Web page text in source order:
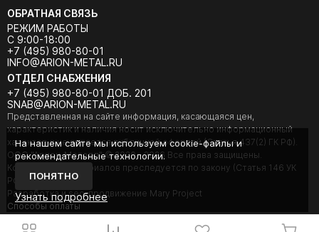
ОБРАТНАЯ СВЯЗЬ
РЕЖИМ РАБОТЫ
С 9:00-18:00
+7 (495) 980-80-01
INFO@ARION-METAL.RU
ОТДЕЛ СНАБЖЕНИЯ
+7 (495) 980-80-01 ДОБ. 201
SNAB@ARION-METAL.RU
Представленная на сайте информация, касающаяся цен,
характеристик и наличия носит исключительно информационный
характер и не является публичной офертой (Статья 437(2) ГК РФ).
ООО "Арион-Металл" © 2020 - 2026 Все права защищены.
Копирование материалов преследуется по закону (Статья 146 УК
РФ).
Разработка и seo-продвижение Mary Project
Cпособы оплаты
На нашем сайте мы используем cookie-файлы и
рекомендательные технологии.
ПОНЯТНО
Узнать подробнее